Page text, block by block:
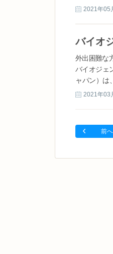
ャパン）は
2021年05
外出困難な
バイオジェ
ャパン）は
21日に日本
2021年03
前へ